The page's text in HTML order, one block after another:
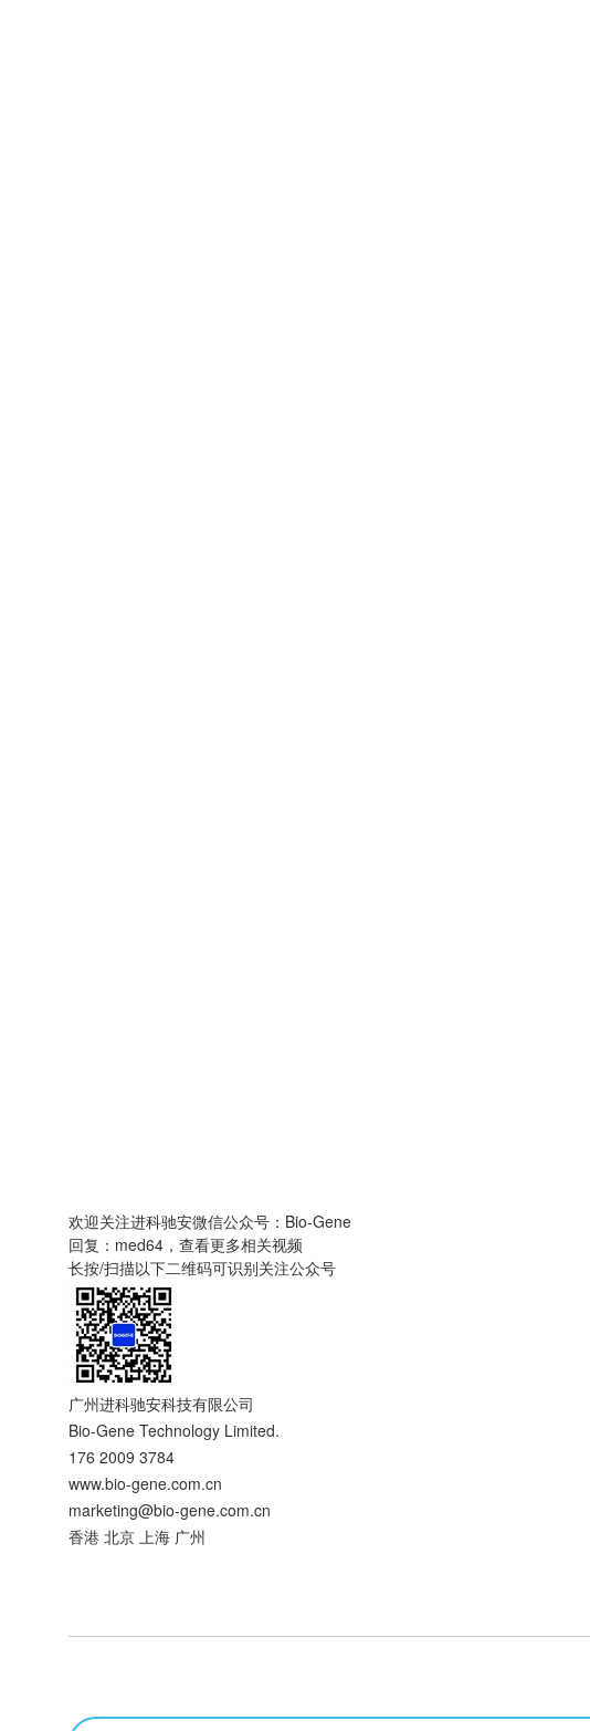
欢迎关注进科驰安微信公众号：Bio-Gene
回复：med64，查看更多相关视频
长按/扫描以下二维码可识别关注公众号
广州进科驰安科技有限公司
Bio-Gene Technology Limited.
176 2009 3784
www.bio-gene.com.cn
marketing@bio-gene.com.cn
香港 北京 上海 广州